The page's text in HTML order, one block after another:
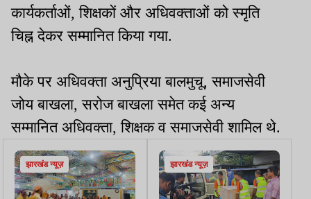
कार्यकर्ताओं, शिक्षकों और अधिवक्ताओं को स्मृति
चिह्न देकर सम्मानित किया गया.
मौके पर अधिवक्ता अनुप्रिया बालमुचू, समाजसेवी
जोय बाखला, सरोज बाखला समेत कई अन्य
सम्मानित अधिवक्ता, शिक्षक व समाजसेवी शामिल थे.
झारखंड न्यूज़ झारखंड न्यूज़